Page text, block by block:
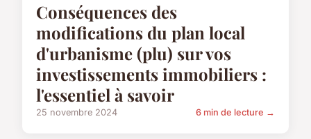
Conséquences des
modifications du plan local
d'urbanisme (plu) sur vos
investissements immobiliers :
l'essentiel à savoir
25 novembre 2024 6 min de lecture →